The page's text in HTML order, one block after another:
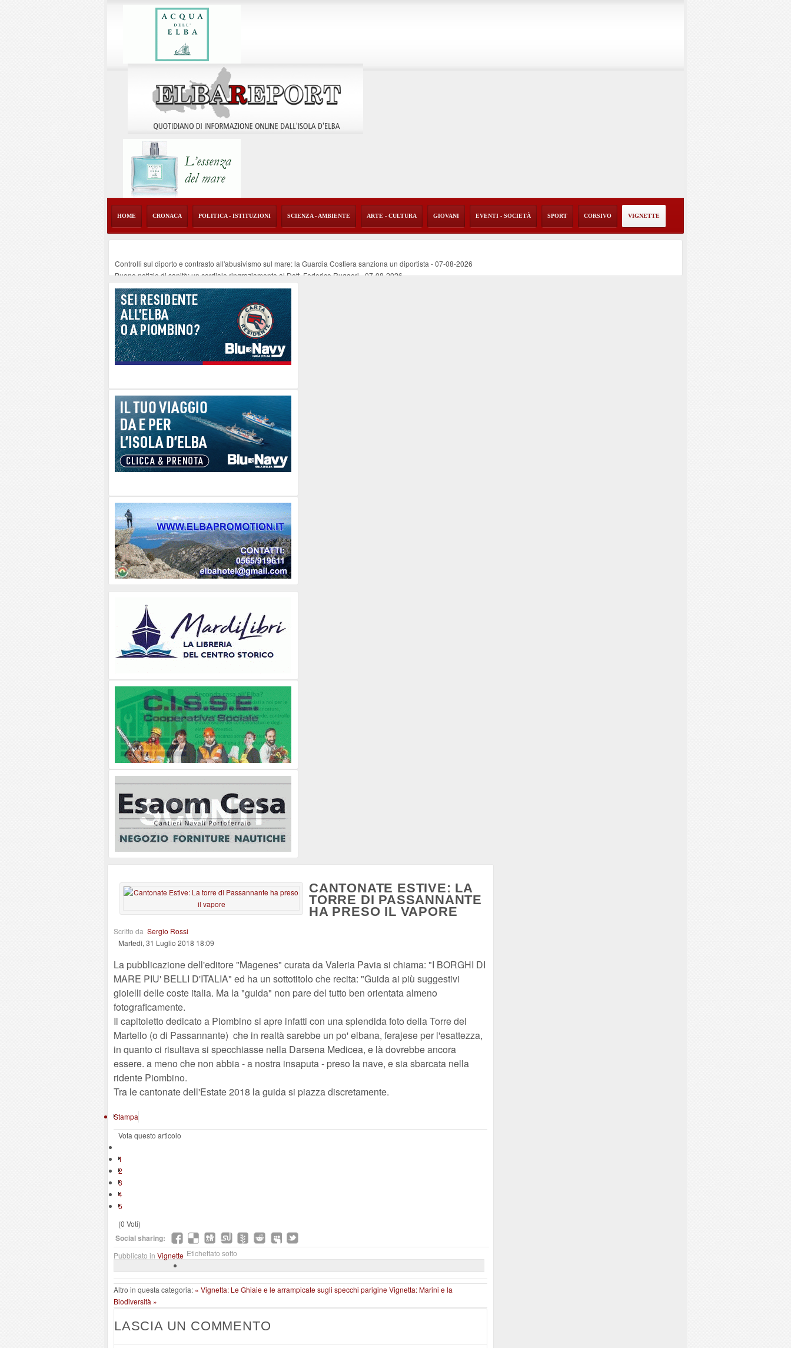
HOME CRONACA POLITICA - ISTITUZIONI SCIENZA - AMBIENTE ARTE - CULTURA GIOVANI EVENTI - SOCIETÀ SPORT CORSIVO VIGNETTE
Controlli sul diporto e contrasto all'abusivismo sul mare: la Guardia Costiera sanziona un diportista -07-08-2026
Buone notizie di sanità: un cordiale ringraziamento al Dott. Federico Ruggeri-07-08-2026
Altiero Spinelli e Ursula Hirschmann all'Elba: riaffiora una testimonianza del 1966
Capoliveri, potenziata la pulizia dei bordi stradali-07-08-2026
Marina di Campo tra i porti interessati dal nuovo piano dell'Autorità portuale regionale
CANTONATE ESTIVE: LA
TORRE DI PASSANNANTE
HA PRESO IL VAPORE
Scritto da Sergio Rossi
Martedì, 31 Luglio 2018 18:09
La pubblicazione dell'editore "Magenes" curata da Valeria Pavia si chiama: "I BORGHI DI
MARE PIU' BELLI D'ITALIA" ed ha un sottotitolo che recita: "Guida ai più suggestivi
gioielli delle coste italia. Ma la "guida" non pare del tutto ben orientata almeno
fotograficamente.
Il capitoletto dedicato a Piombino si apre infatti con una splendida foto della Torre del
Martello (o di Passannante) che in realtà sarebbe un po' elbana, ferajese per l'esattezza,
in quanto ci risultava si specchiasse nella Darsena Medicea, e là dovrebbe ancora
essere. a meno che non abbia - a nostra insaputa - preso la nave, e sia sbarcata nella
ridente Piombino.
Tra le cantonate dell'Estate 2018 la guida si piazza discretamente.
Stampa
Vota questo articolo
1
2
3
4
5
(0 Voti)
Social sharing:
Pubblicato in Vignette Etichettato sotto
Altro in questa categoria: « Vignetta: Le Ghiaie e le arrampicate sugli specchi parigineVignetta: Marini e la
Biodiversità »
LASCIA UN COMMENTO